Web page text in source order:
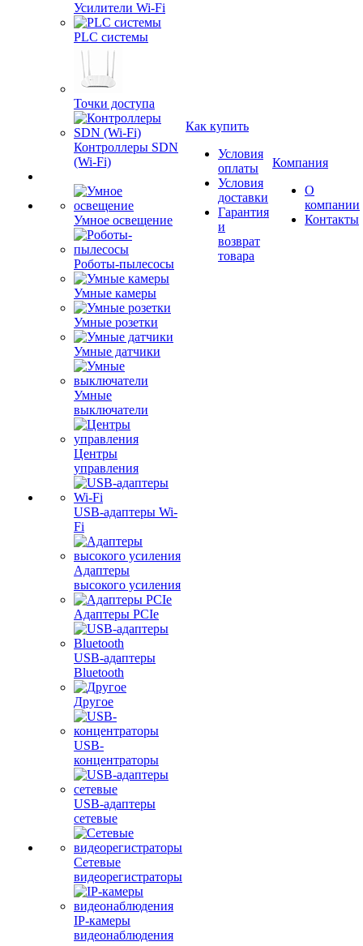
Усилители Wi-Fi
PLC системы
Точки доступа
Контроллеры SDN
(Wi-Fi)
Умное освещение
Роботы-пылесосы
Умные камеры
Умные розетки
Умные датчики
Умные
выключатели
Центры
управления
USB-адаптеры Wi-
Fi
Адаптеры
высокого усиления
Адаптеры PCIe
USB-адаптеры
Bluetooth
Другое
USB-
концентраторы
USB-адаптеры
сетевые
Сетевые
видеорегистраторы
IP-камеры
видеонаблюдения
Как купить
Условия
оплаты
Условия
доставки
Гарантия
и
возврат
товара
Компания
О
компании
Контакты